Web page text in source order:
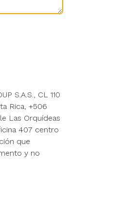
S.A.S., CL 110
Rica, +506
Las Orquídeas
407 centro
que
y no